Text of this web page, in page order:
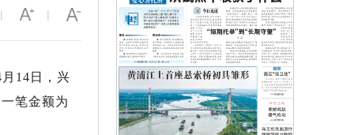
|
|
14日，兴
笔金额为